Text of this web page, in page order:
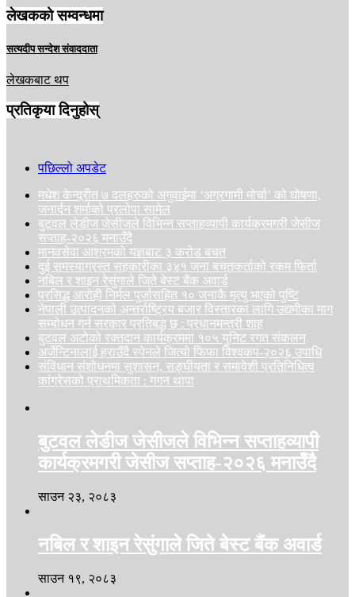
लेखकको सम्वन्धमा
सत्यदीप सन्देश संवाददाता
लेखकबाट थप
प्रतिकृया दिनुहोस्
पछिल्लो अपडेट
मधेश केन्द्रीत ७ दलहरुको अगुवाईमा ‘अग्रगामी मोर्चा’ को घोषणा,
जनार्दन शर्माको प्रलोपा सामेल
बुटवल लेडीज जेसीजले विभिन्न सप्ताहव्यापी कार्यक्रमगरी जेसीज
सप्ताह-२०२६ मनाउँदै
मानवसेवा आश्रमको यज्ञबाट ३ करोड बचत
दुई समस्याग्रस्त सहकारीका ३४१ जना बचतकर्ताको रकम फिर्ता
नबिल र शाइन रेसुंगाले जिते बेस्ट बैंक अवार्ड
प्रसिद्ध आरोही निर्मल पुर्जासहित १० जनाकै मृत्यु भएको पुष्टि
नेपाली उत्पादनको अन्तर्राष्ट्रिय बजार विस्तारका लागि उद्यमीका माग
सम्बोधन गर्न सरकार प्रतिबद्ध छ : प्रधानमन्त्री शाह
बुटवल अटोको रक्तदान कार्यक्रममा १०५ युनिट रगत संकलन
अर्जेन्टिनालाई हराउँदै स्पेनले जित्यो फिफा विश्वकप-२०२६ उपाधि
संविधान संशोधनमा सुशासन, सङ्घीयता र समावेशी प्रतिनिधित्व
कांग्रेसको प्राथमिकता : गगन थापा
बुटवल लेडीज जेसीजले विभिन्न सप्ताहव्यापी
कार्यक्रमगरी जेसीज सप्ताह-२०२६ मनाउँदै
साउन २३, २०८३
नबिल र शाइन रेसुंगाले जिते बेस्ट बैंक अवार्ड
साउन १९, २०८३